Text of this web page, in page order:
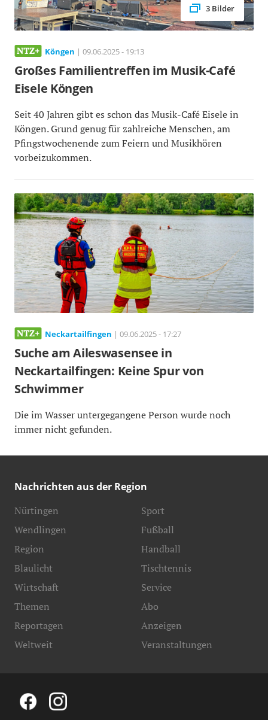
3 Bilder
Köngen | 09.06.2025 - 19:13
Großes Familientreffen im Musik-Café
Eisele Köngen
Seit 40 Jahren gibt es schon das Musik-Café Eisele in
Köngen. Grund genug für zahlreiche Menschen, am
Pfingstwochenende zum Feiern und Musikhören
vorbeizukommen.
Neckartailfingen | 09.06.2025 - 17:27
Suche am Aileswasensee in
Neckartailfingen: Keine Spur von
Schwimmer
Die im Wasser untergegangene Person wurde noch
immer nicht gefunden.
Nachrichten aus der Region
Nürtingen
Wendlingen
Region
Blaulicht
Sport
Fußball
Handball
Tischtennis
Wirtschaft
Themen
Reportagen
Weltweit
Service
Abo
Anzeigen
Veranstaltungen